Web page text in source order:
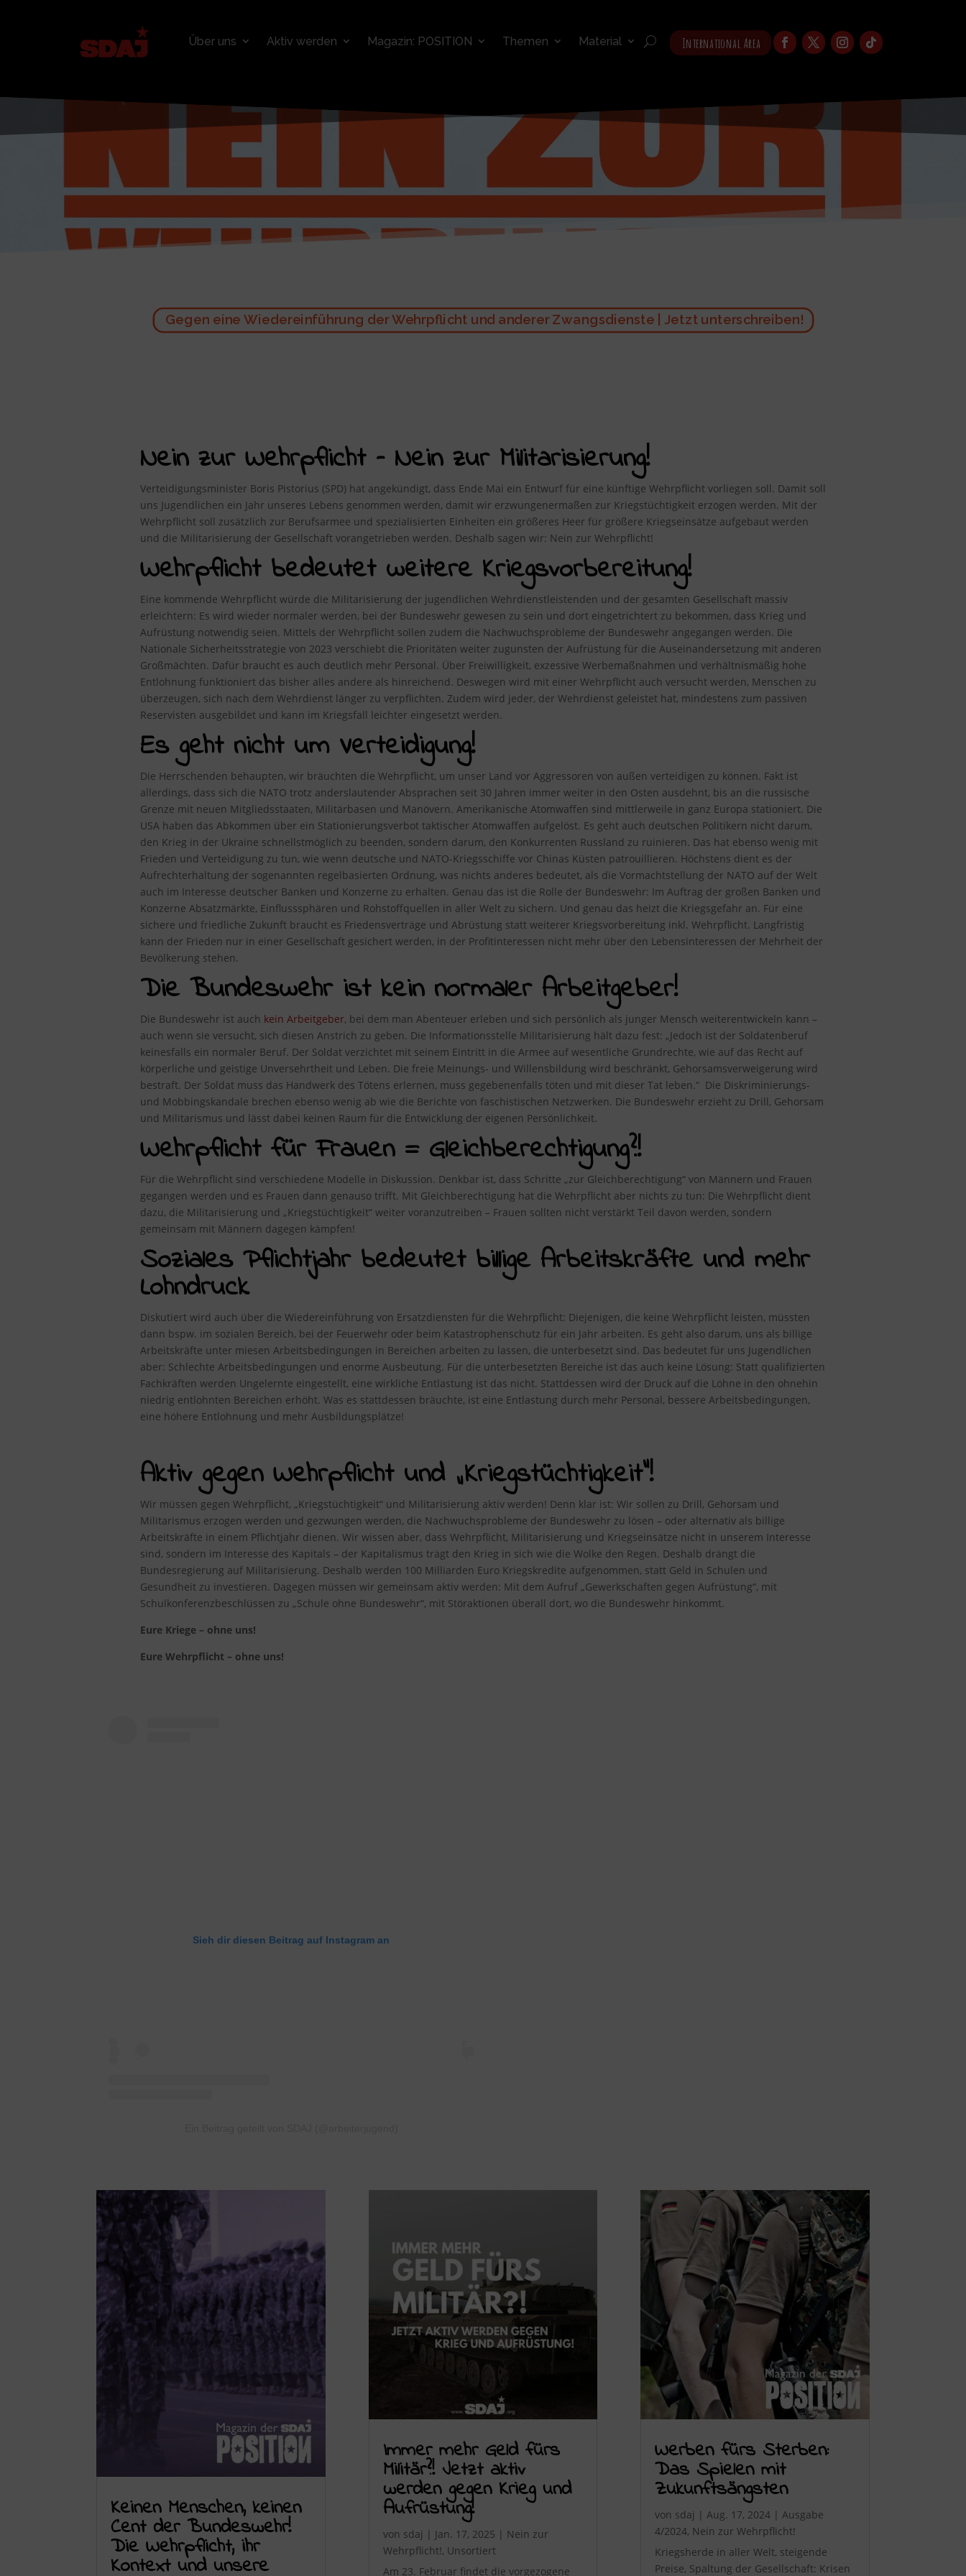
Über uns Aktiv werden Magazin: POSITION Themen Material International Area
Gegen eine Wiedereinführung der Wehrpflicht und anderer Zwangsdienste | Jetzt unterschreiben!
Nein zur Wehrpflicht – Nein zur Militarisierung!
Verteidigungsminister Boris Pistorius (SPD) hat angekündigt, dass Ende Mai ein Entwurf für eine künftige Wehrpflicht vorliegen soll. Damit soll
uns Jugendlichen ein Jahr unseres Lebens genommen werden, damit wir erzwungenermaßen zur Kriegstüchtigkeit erzogen werden. Mit der
Wehrpflicht soll zusätzlich zur Berufsarmee und spezialisierten Einheiten ein größeres Heer für größere Kriegseinsätze aufgebaut werden
und die Militarisierung der Gesellschaft vorangetrieben werden. Deshalb sagen wir: Nein zur Wehrpflicht!
Wehrpflicht bedeutet weitere Kriegsvorbereitung!
Eine kommende Wehrpflicht würde die Militarisierung der jugendlichen Wehrdienstleistenden und der gesamten Gesellschaft massiv
erleichtern: Es wird wieder normaler werden, bei der Bundeswehr gewesen zu sein und dort eingetrichtert zu bekommen, dass Krieg und
Aufrüstung notwendig seien. Mittels der Wehrpflicht sollen zudem die Nachwuchsprobleme der Bundeswehr angegangen werden. Die
Nationale Sicherheitsstrategie von 2023 verschiebt die Prioritäten weiter zugunsten der Aufrüstung für die Auseinandersetzung mit anderen
Großmächten. Dafür braucht es auch deutlich mehr Personal. Über Freiwilligkeit, exzessive Werbemaßnahmen und verhältnismäßig hohe
Entlohnung funktioniert das bisher alles andere als hinreichend. Deswegen wird mit einer Wehrpflicht auch versucht werden, Menschen zu
überzeugen, sich nach dem Wehrdienst länger zu verpflichten. Zudem wird jeder, der Wehrdienst geleistet hat, mindestens zum passiven
Reservisten ausgebildet und kann im Kriegsfall leichter eingesetzt werden.
Es geht nicht um Verteidigung!
Die Herrschenden behaupten, wir bräuchten die Wehrpflicht, um unser Land vor Aggressoren von außen verteidigen zu können. Fakt ist
allerdings, dass sich die NATO trotz anderslautender Absprachen seit 30 Jahren immer weiter in den Osten ausdehnt, bis an die russische
Grenze mit neuen Mitgliedsstaaten, Militärbasen und Manövern. Amerikanische Atomwaffen sind mittlerweile in ganz Europa stationiert. Die
USA haben das Abkommen über ein Stationierungsverbot taktischer Atomwaffen aufgelöst. Es geht auch deutschen Politikern nicht darum,
den Krieg in der Ukraine schnellstmöglich zu beenden, sondern darum, den Konkurrenten Russland zu ruinieren. Das hat ebenso wenig mit
Frieden und Verteidigung zu tun, wie wenn deutsche und NATO-Kriegsschiffe vor Chinas Küsten patrouillieren. Höchstens dient es der
Aufrechterhaltung der sogenannten regelbasierten Ordnung, was nichts anderes bedeutet, als die Vormachtstellung der NATO auf der Welt
auch im Interesse deutscher Banken und Konzerne zu erhalten. Genau das ist die Rolle der Bundeswehr: Im Auftrag der großen Banken und
Konzerne Absatzmärkte, Einflusssphären und Rohstoffquellen in aller Welt zu sichern. Und genau das heizt die Kriegsgefahr an. Für eine
sichere und friedliche Zukunft braucht es Friedensverträge und Abrüstung statt weiterer Kriegsvorbereitung inkl. Wehrpflicht. Langfristig
kann der Frieden nur in einer Gesellschaft gesichert werden, in der Profitinteressen nicht mehr über den Lebensinteressen der Mehrheit der
Bevölkerung stehen.
Die Bundeswehr ist kein normaler Arbeitgeber!
Die Bundeswehr ist auch kein Arbeitgeber, bei dem man Abenteuer erleben und sich persönlich als junger Mensch weiterentwickeln kann –
auch wenn sie versucht, sich diesen Anstrich zu geben. Die Informationsstelle Militarisierung hält dazu fest: „Jedoch ist der Soldatenberuf
keinesfalls ein normaler Beruf. Der Soldat verzichtet mit seinem Eintritt in die Armee auf wesentliche Grundrechte, wie auf das Recht auf
körperliche und geistige Unversehrtheit und Leben. Die freie Meinungs- und Willensbildung wird beschränkt, Gehorsamsverweigerung wird
bestraft. Der Soldat muss das Handwerk des Tötens erlernen, muss gegebenenfalls töten und mit dieser Tat leben.“ Die Diskriminierungs-
und Mobbingskandale brechen ebenso wenig ab wie die Berichte von faschistischen Netzwerken. Die Bundeswehr erzieht zu Drill, Gehorsam
und Militarismus und lässt dabei keinen Raum für die Entwicklung der eigenen Persönlichkeit.
Wehrpflicht für Frauen = Gleichberechtigung?!
Für die Wehrpflicht sind verschiedene Modelle in Diskussion. Denkbar ist, dass Schritte „zur Gleichberechtigung“ von Männern und Frauen
gegangen werden und es Frauen dann genauso trifft. Mit Gleichberechtigung hat die Wehrpflicht aber nichts zu tun: Die Wehrpflicht dient
dazu, die Militarisierung und „Kriegstüchtigkeit“ weiter voranzutreiben – Frauen sollten nicht verstärkt Teil davon werden, sondern
gemeinsam mit Männern dagegen kämpfen!
Soziales Pflichtjahr bedeutet billige Arbeitskräfte und mehr
Lohndruck
Diskutiert wird auch über die Wiedereinführung von Ersatzdiensten für die Wehrpflicht: Diejenigen, die keine Wehrpflicht leisten, müssten
dann bspw. im sozialen Bereich, bei der Feuerwehr oder beim Katastrophenschutz für ein Jahr arbeiten. Es geht also darum, uns als billige
Arbeitskräfte unter miesen Arbeitsbedingungen in Bereichen arbeiten zu lassen, die unterbesetzt sind. Das bedeutet für uns Jugendlichen
aber: Schlechte Arbeitsbedingungen und enorme Ausbeutung. Für die unterbesetzten Bereiche ist das auch keine Lösung: Statt qualifizierten
Fachkräften werden Ungelernte eingestellt, eine wirkliche Entlastung ist das nicht. Stattdessen wird der Druck auf die Löhne in den ohnehin
niedrig entlohnten Bereichen erhöht. Was es stattdessen bräuchte, ist eine Entlastung durch mehr Personal, bessere Arbeitsbedingungen,
eine höhere Entlohnung und mehr Ausbildungsplätze!
Aktiv gegen Wehrpflicht und „Kriegstüchtigkeit“!
Wir müssen gegen Wehrpflicht, „Kriegstüchtigkeit“ und Militarisierung aktiv werden! Denn klar ist: Wir sollen zu Drill, Gehorsam und
Militarismus erzogen werden und gezwungen werden, die Nachwuchsprobleme der Bundeswehr zu lösen – oder alternativ als billige
Arbeitskräfte in einem Pflichtjahr dienen. Wir wissen aber, dass Wehrpflicht, Militarisierung und Kriegseinsätze nicht in unserem Interesse
sind, sondern im Interesse des Kapitals – der Kapitalismus trägt den Krieg in sich wie die Wolke den Regen. Deshalb drängt die
Bundesregierung auf Militarisierung. Deshalb werden 100 Milliarden Euro Kriegskredite aufgenommen, statt Geld in Schulen und
Gesundheit zu investieren. Dagegen müssen wir gemeinsam aktiv werden: Mit dem Aufruf „Gewerkschaften gegen Aufrüstung“, mit
Schulkonferenzbeschlüssen zu „Schule ohne Bundeswehr“, mit Störaktionen überall dort, wo die Bundeswehr hinkommt.
Eure Kriege – ohne uns!
Eure Wehrpflicht – ohne uns!
Sieh dir diesen Beitrag auf Instagram an
Keinen Menschen, keinen
Cent der Bundeswehr!
Die Wehrpflicht, ihr
Kontext und unsere
Immer mehr Geld fürs
Militär?! Jetzt aktiv
werden gegen Krieg und
Aufrüstung!
von sdaj | Jan. 17, 2025 | Nein zur
Wehrpflicht!, Unsortiert
Am 23. Februar findet die vorgezogene
Werben fürs Sterben:
Das Spielen mit
Zukunftsängsten
von sdaj | Aug. 17, 2024| Ausgabe
4/2024, Nein zur Wehrpflicht!
Kriegsherde in aller Welt, steigende
Preise, Spaltung der Gesellschaft: Krisen